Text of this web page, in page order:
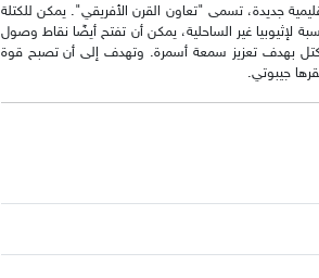
كتلة إقليمية جديدة، تسمى "تعاون القرن الأفريقي". يمكن للكتلة
لإثيوبيا غير الساحلية، يمكن أن تفتح أيضًا نقاط وصول
بهدف تعزيز سمعة أسمرة. وتهدف إلى أن تصبح قوة
جيبوتي.